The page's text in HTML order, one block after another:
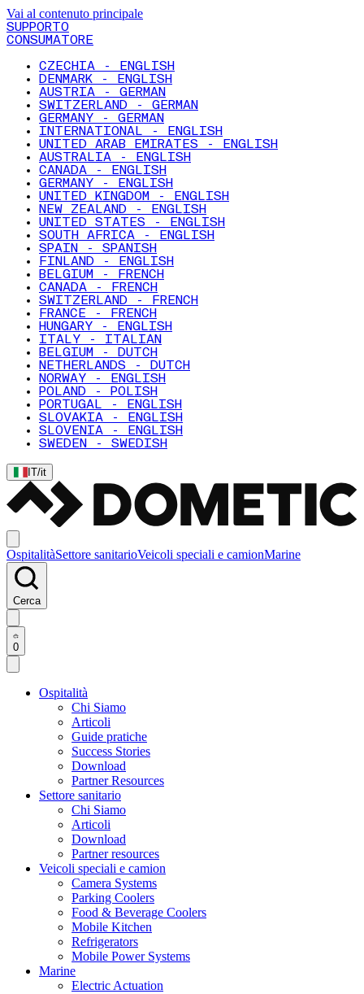
Vai al contenuto principale
SUPPORTO
CONSUMATORE
CZECHIA - ENGLISH
DENMARK - ENGLISH
AUSTRIA - GERMAN
SWITZERLAND - GERMAN
GERMANY - GERMAN
INTERNATIONAL - ENGLISH
UNITED ARAB EMIRATES - ENGLISH
AUSTRALIA - ENGLISH
CANADA - ENGLISH
GERMANY - ENGLISH
UNITED KINGDOM - ENGLISH
NEW ZEALAND - ENGLISH
UNITED STATES - ENGLISH
SOUTH AFRICA - ENGLISH
SPAIN - SPANISH
FINLAND - ENGLISH
BELGIUM - FRENCH
CANADA - FRENCH
SWITZERLAND - FRENCH
FRANCE - FRENCH
HUNGARY - ENGLISH
ITALY - ITALIAN
BELGIUM - DUTCH
NETHERLANDS - DUTCH
NORWAY - ENGLISH
POLAND - POLISH
PORTUGAL - ENGLISH
SLOVAKIA - ENGLISH
SLOVENIA - ENGLISH
SWEDEN - SWEDISH
IT/it
OspitalitàSettore sanitarioVeicoli speciali e camionMarine
Cerca
0
Ospitalità
Chi Siamo
Articoli
Guide pratiche
Success Stories
Download
Partner Resources
Settore sanitario
Chi Siamo
Articoli
Download
Partner resources
Veicoli speciali e camion
Camera Systems
Parking Coolers
Food & Beverage Coolers
Mobile Kitchen
Refrigerators
Mobile Power Systems
Marine
Electric Actuation